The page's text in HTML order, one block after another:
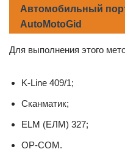
Автомобильный
AutoMotoGid
Для выполнения этого
K-Line 409/1;
Сканматик;
ELM (ЕЛМ) 327;
OP-COM.